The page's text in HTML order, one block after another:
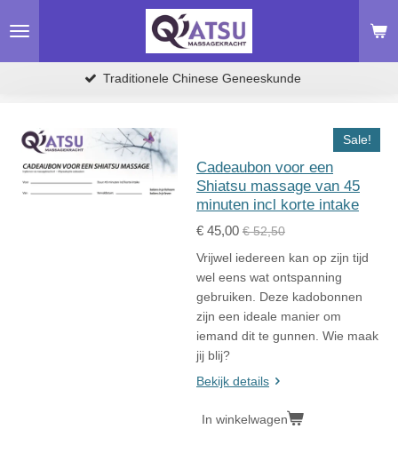
direct
Traditionele Chinese Geneeskunde
Sale!
Cadeaubon voor een
Shiatsu massage van 45
minuten incl korte intake
€ 45,00 € 52,50
Vrijwel iedereen kan op zijn tijd
wel eens wat ontspanning
gebruiken. Deze kadobonnen
zijn een ideale manier om
iemand dit te gunnen. Wie maak
jij blij?
Bekijk details
In winkelwagen